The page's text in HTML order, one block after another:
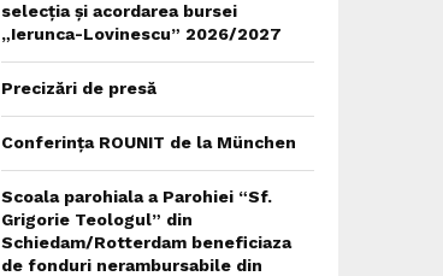
selecția și acordarea bursei
„Ierunca-Lovinescu” 2026/2027
Precizări de presă
Conferința ROUNIT de la München
Scoala parohiala a Parohiei “Sf.
Grigorie Teologul” din
Schiedam/Rotterdam beneficiaza
de fonduri nerambursabile din